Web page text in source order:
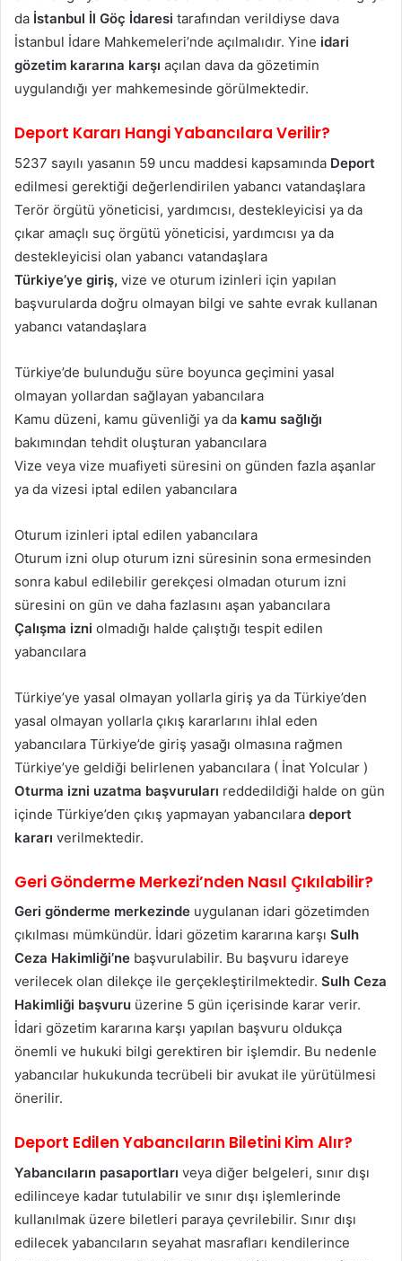
da İstanbul İl Göç İdaresi tarafından verildiyse dava
İstanbul İdare Mahkemeleri’nde açılmalıdır. Yine idari
gözetim kararına karşı açılan dava da gözetimin
uygulandığı yer mahkemesinde görülmektedir.
Deport Kararı Hangi Yabancılara Verilir?
5237 sayılı yasanın 59 uncu maddesi kapsamında Deport
edilmesi gerektiği değerlendirilen yabancı vatandaşlara
Terör örgütü yöneticisi, yardımcısı, destekleyicisi ya da
çıkar amaçlı suç örgütü yöneticisi, yardımcısı ya da
destekleyicisi olan yabancı vatandaşlara
Türkiye’ye giriş, vize ve oturum izinleri için yapılan
başvurularda doğru olmayan bilgi ve sahte evrak kullanan
yabancı vatandaşlara
Türkiye’de bulunduğu süre boyunca geçimini yasal
olmayan yollardan sağlayan yabancılara
Kamu düzeni, kamu güvenliği ya da kamu sağlığı
bakımından tehdit oluşturan yabancılara
Vize veya vize muafiyeti süresini on günden fazla aşanlar
ya da vizesi iptal edilen yabancılara
Oturum izinleri iptal edilen yabancılara
Oturum izni olup oturum izni süresinin sona ermesinden
sonra kabul edilebilir gerekçesi olmadan oturum izni
süresini on gün ve daha fazlasını aşan yabancılara
Çalışma izni olmadığı halde çalıştığı tespit edilen
yabancılara
Türkiye’ye yasal olmayan yollarla giriş ya da Türkiye’den
yasal olmayan yollarla çıkış kararlarını ihlal eden
yabancılara Türkiye’de giriş yasağı olmasına rağmen
Türkiye’ye geldiği belirlenen yabancılara ( İnat Yolcular )
Oturma izni uzatma başvuruları reddedildiği halde on gün
içinde Türkiye’den çıkış yapmayan yabancılara deport
kararı verilmektedir.
Geri Gönderme Merkezi’nden Nasıl Çıkılabilir?
Geri gönderme merkezinde uygulanan idari gözetimden
çıkılması mümkündür. İdari gözetim kararına karşı Sulh
Ceza Hakimliği’ne başvurulabilir. Bu başvuru idareye
verilecek olan dilekçe ile gerçekleştirilmektedir. Sulh Ceza
Hakimliği başvuru üzerine 5 gün içerisinde karar verir.
İdari gözetim kararına karşı yapılan başvuru oldukça
önemli ve hukuki bilgi gerektiren bir işlemdir. Bu nedenle
yabancılar hukukunda tecrübeli bir avukat ile yürütülmesi
önerilir.
Deport Edilen Yabancıların Biletini Kim Alır?
Yabancıların pasaportları veya diğer belgeleri, sınır dışı
edilinceye kadar tutulabilir ve sınır dışı işlemlerinde
kullanılmak üzere biletleri paraya çevrilebilir. Sınır dışı
edilecek yabancıların seyahat masrafları kendilerince